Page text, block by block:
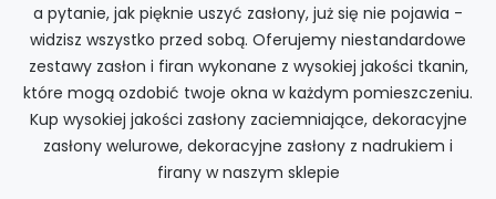
a pytanie, jak pięknie uszyć zasłony, już się nie pojawia -
widzisz wszystko przed sobą. Oferujemy niestandardowe
zestawy zasłon i firan wykonane z wysokiej jakości tkanin,
które mogą ozdobić twoje okna w każdym pomieszczeniu.
Kup wysokiej jakości zasłony zaciemniające, dekoracyjne
zasłony welurowe, dekoracyjne zasłony z nadrukiem i
firany w naszym sklepie